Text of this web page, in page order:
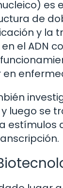
de
y la
el ADN
y luego se
estímulos